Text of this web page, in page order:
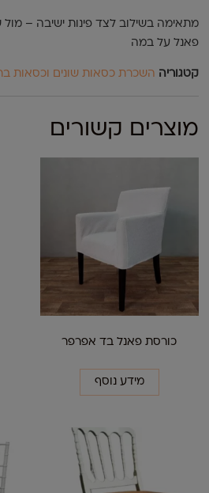
מתאימה בשילוב לצד פינות ישיבה – מול
פאנל על במה
קטגוריה השכרת כסאות שונים וכסאות
מוצרים קשורים
כורסת פאנל בד אפרפר
מידע נוסף